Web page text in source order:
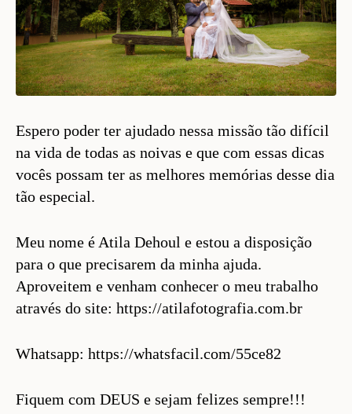
Espero poder ter ajudado nessa missão tão difícil
na vida de todas as noivas e que com essas dicas
vocês possam ter as melhores memórias desse dia
tão especial.
Meu nome é Atila Dehoul e estou a disposição
para o que precisarem da minha ajuda.
Aproveitem e venham conhecer o meu trabalho
através do site: https://atilafotografia.com.br
Whatsapp: https://whatsfacil.com/55ce82
Fiquem com DEUS e sejam felizes sempre!!!